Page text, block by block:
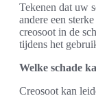
Tekenen dat uw
andere een
creosoot in de
tijdens het
Welke schade
Creosoot kan